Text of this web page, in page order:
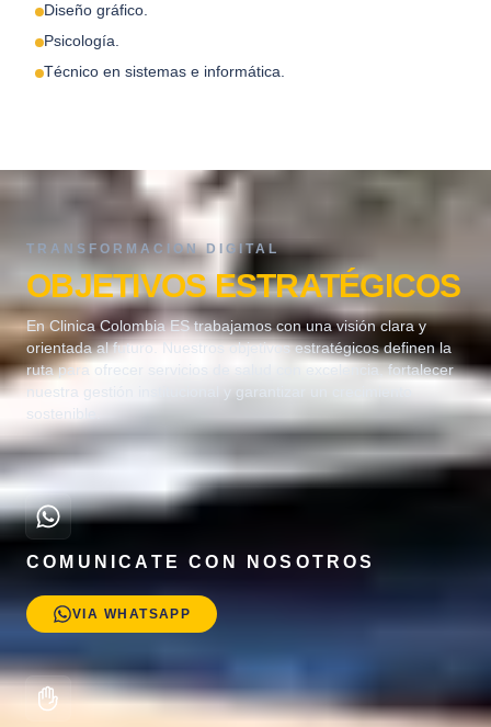
Diseño gráfico.
Psicología.
Técnico en sistemas e informática.
TRANSFORMACION DIGITAL
OBJETIVOS ESTRATÉGICOS
En Clinica Colombia ES trabajamos con una visión clara y
orientada al futuro. Nuestros objetivos estratégicos definen la
ruta para ofrecer servicios de salud con excelencia, fortalecer
nuestra gestión institucional y garantizar un crecimiento
sostenible.
COMUNICATE CON NOSOTROS
VIA WHATSAPP